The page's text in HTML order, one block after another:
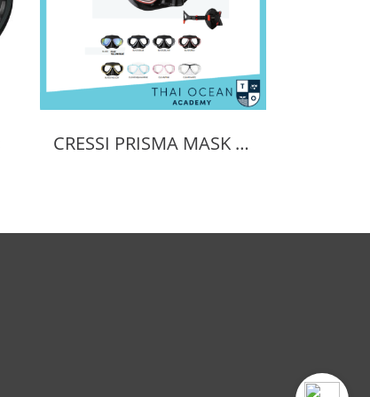
CRESSI PRISMA MASK POSITIVE + NEGATIVE CORRECTION MASK